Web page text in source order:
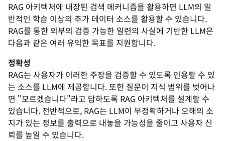
RAG 아키텍처에 내장된 검색 메커니즘을 활용하면 LLM의 일
반적인 학습 이상의 추가 데이터 소스를 활용할 수 있습니다.
RAG를 통한 외부의 검증 가능한 일련의 사실에 기반한 LLM은
다음과 같은 여러 유익한 목표를 지원합니다.
정확성
RAG는 사용자가 이러한 주장을 검증할 수 있도록 인용할 수 있
는 소스를 LLM에 제공합니다. 또한 질문이 지식 범위를 벗어나
면 "모르겠습니다"라고 답하도록 RAG 아키텍처를 설계할 수
있습니다. 전반적으로, RAG는 LLM이 부정확하거나 오해의 소
지가 있는 정보를 출력으로 내놓을 가능성을 줄이고 사용자 신
뢰를 높일 수 있습니다.